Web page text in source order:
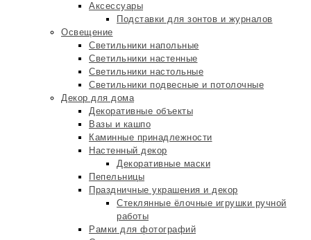
Аксессуары
Подставки для зонтов и журналов
Освещение
Светильники напольные
Светильники настенные
Светильники настольные
Светильники подвесные и потолочные
Декор для дома
Декоративные объекты
Вазы и кашпо
Каминные принадлежности
Настенный декор
Декоративные маски
Пепельницы
Праздничные украшения и декор
Стеклянные ёлочные игрушки ручной
работы
Рамки для фотографий